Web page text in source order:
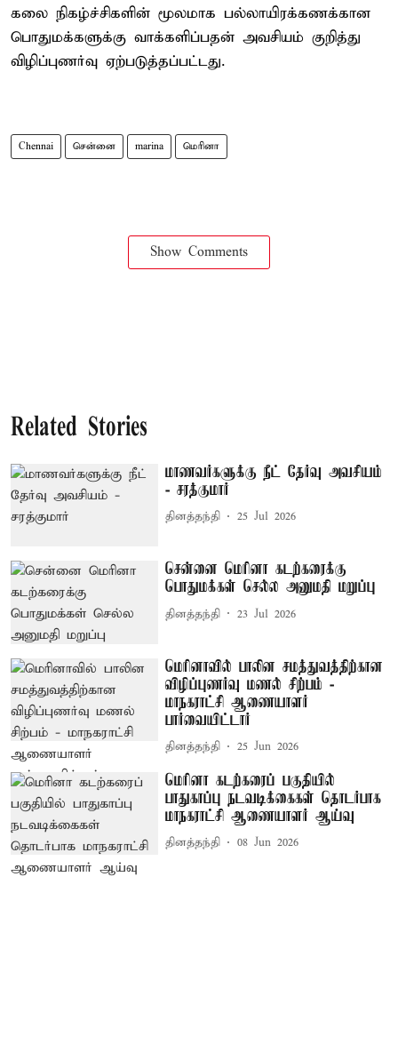
கலை நிகழ்ச்சிகளின் மூலமாக பல்லாயிரக்கணக்கான
பொதுமக்களுக்கு வாக்களிப்பதன் அவசியம் குறித்து
விழிப்புணர்வு ஏற்படுத்தப்பட்டது.
Chennai சென்னை marina மெரினா
Show Comments
Related Stories
மாணவர்களுக்கு நீட் தேர்வு அவசியம்
- சரத்குமார்
தினத்தந்தி 25 Jul 2026
சென்னை மெரினா கடற்கரைக்கு
பொதுமக்கள் செல்ல அனுமதி மறுப்பு
தினத்தந்தி 23 Jul 2026
மெரினாவில் பாலின சமத்துவத்திற்கான
விழிப்புணர்வு மணல் சிற்பம் -
மாநகராட்சி ஆணையாளர்
பார்வையிட்டார்
தினத்தந்தி 25 Jun 2026
மெரினா கடற்கரைப் பகுதியில்
பாதுகாப்பு நடவடிக்கைகள் தொடர்பாக
மாநகராட்சி ஆணையாளர் ஆய்வு
தினத்தந்தி 08 Jun 2026